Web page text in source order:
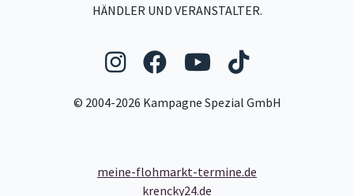
HÄNDLER UND VERANSTALTER.
Folgen Sie uns auf
Folgen Sie uns auf
Folgen Sie
Folgen
© 2004-2026 Kampagne Spezial GmbH
meine-flohmarkt-termine.de
krencky24.de